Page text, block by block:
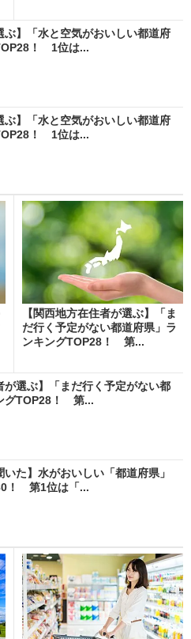
ぶ】「水と空気がおいしい都道府
！ 1位は...
ぶ】「水と空気がおいしい都道府
！ 1位は...
【関西地方在住者が選ぶ】「ま
だ行く予定がない都道府県」ラ
ンキングTOP28！ 第...
が選ぶ】「まだ行く予定がない都
グTOP28！ 第...
いた】水がおいしい「都道府県」
！ 第1位は「...